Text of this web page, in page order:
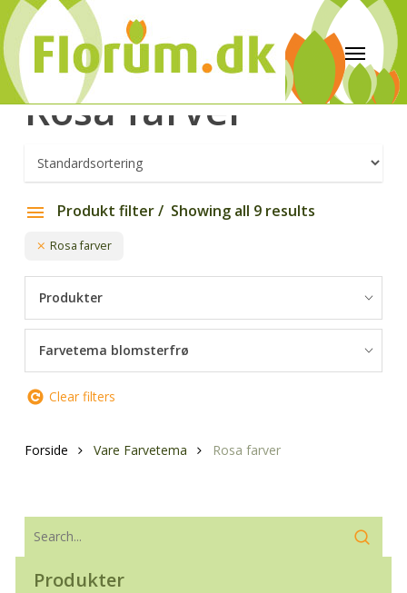
Rosa farver
Produkt filter Showing all 9 results
Rosa farver
Produkter
Farvetema blomsterfrø
Clear filters
Forside Vare Farvetema Rosa farver
Produkter